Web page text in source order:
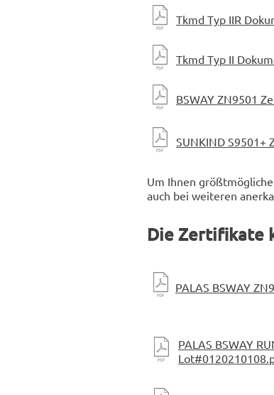
Tkmd Typ IIR
Tkmd Typ II
BSWAY ZN9501
SUNKIND S9501+
Um Ihnen
auch bei weiteren
Die Zertifikate
PALAS BSWAY
PALAS BSWAY